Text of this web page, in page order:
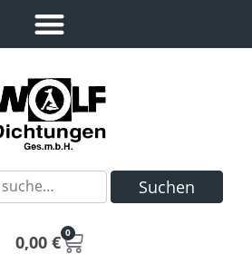
Suchen
0,00 € 0